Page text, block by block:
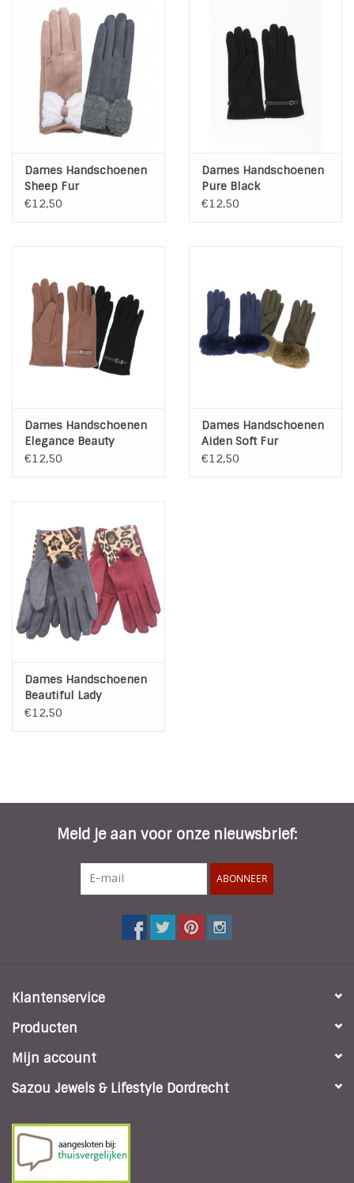
Dames Handschoenen
Sheep Fur
€12,50
Dames Handschoenen
Pure Black
€12,50
Dames Handschoenen
Elegance Beauty
€12,50
Dames Handschoenen
Aiden Soft Fur
€12,50
Dames Handschoenen
Beautiful Lady
€12,50
Meld je aan voor onze nieuwsbrief:
ABONNEER
Klantenservice
Producten
Mijn account
Sazou Jewels & Lifestyle Dordrecht